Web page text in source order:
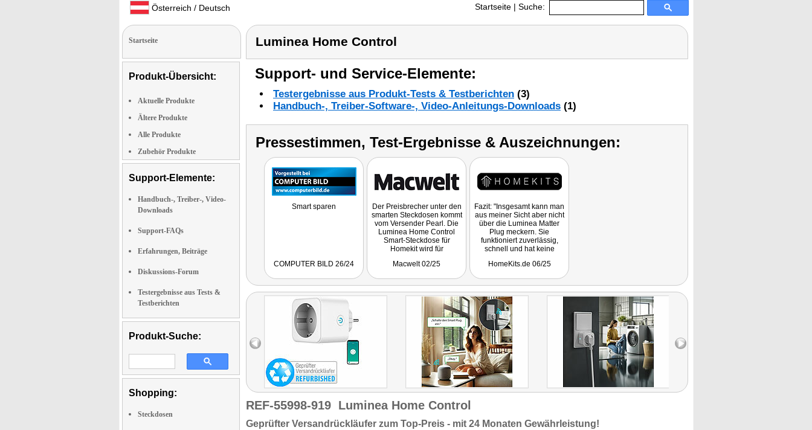
Österreich / Deutsch Startseite | Suche:
Startseite
Produkt-Übersicht:
Aktuelle Produkte
Ältere Produkte
Alle Produkte
Zubehör Produkte
Support-Elemente:
Handbuch-, Treiber-, Video-
Downloads
Support-FAQs
Erfahrungen, Beiträge
Diskussions-Forum
Testergebnisse aus Tests &
Testberichten
Produkt-Suche:
Shopping:
Steckdosen
Luminea Home Control
Support- und Service-Elemente:
Testergebnisse aus Produkt-Tests & Testberichten (3)
Handbuch-, Treiber-Software-, Video-Anleitungs-Downloads (1)
Pressestimmen, Test-Ergebnisse & Auszeichnungen:
Smart sparen
COMPUTER BILD 26/24
Der Preisbrecher unter den
smarten Steckdosen kommt
vom Versender Pearl. Die
Luminea Home Control
Smart-Steckdose für
Homekit wird für
angeboten. Trotzdem hat
ist: einen großen Ein/Aus-
Schalter und satte 3.680
Watt Belastbarkeit.
Macwelt 02/25
Fazit: "Insgesamt kann man
aus meiner Sicht aber nicht
über die Luminea Matter
Plug meckern. Sie
funktioniert zuverlässig,
schnell und hat keine
einem Preis von nur 12,99
außerdem nicht teuer. Von
daher kann sie für viele
Einsatzzwecke vollkommen
ausreichend sein."
HomeKits.de 06/25
REF-55998-919 Luminea Home Control
Geprüfter Versandrückläufer zum Top-Preis - mit 24 Monaten Gewährleistung!